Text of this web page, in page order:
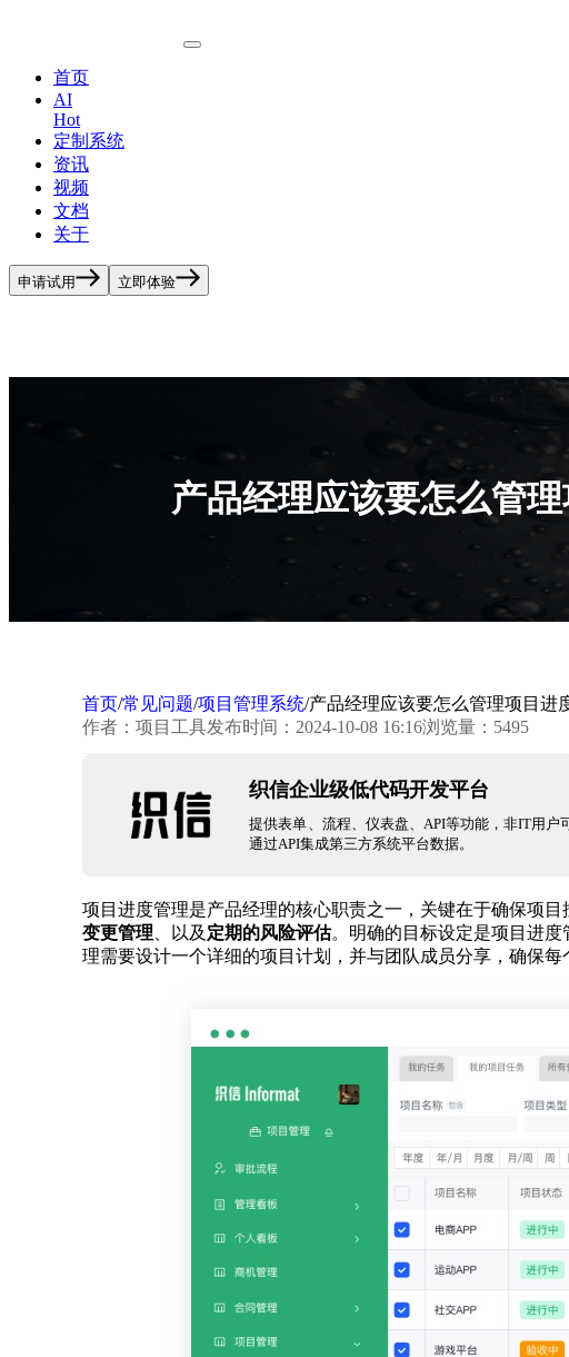
首页
AI
Hot
定制系统
资讯
视频
文档
关于
申请试用 立即体验
产品经理应该要怎么管
首页/常见问题/项目管理系统/产品经理应该要怎么管理项目进
作者：项目工具发布时间：2024-10-08 16:16浏览量：5495
织信企业级低代码开发平台
提供表单、流程、仪表盘、API等功能，非IT用
通过API集成第三方系统平台数据。
项目进度管理是产品经理的核心职责之一，关键在于确保项目
变更管理 、以及 定期的风险评估。明确的目标设定是项目进
理需要设计一个详细的项目计划，并与团队成员分享，确保每